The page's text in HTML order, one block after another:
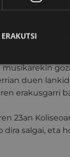
parte
belarriak
duen
erakusgarri
23an
dira salgai, eta